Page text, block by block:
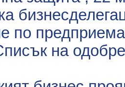
по
на